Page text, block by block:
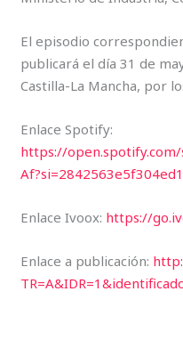
El episodio
publicará el día 31 de
Castilla-La Mancha, por
Enlace Spotify:
https://open.spotify.com/
Af?si=2842563e5f304ed1
Enlace Ivoox: https://
Enlace a publicación: